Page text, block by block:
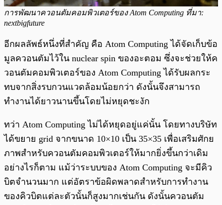
การพัฒนาควอนตัมคอมพิวเตอร์ของ Atom Computing ที่มา:
nextbigfuture
อีกผลลัพธ์หนึ่งที่สำคัญ คือ Atom Computing ได้จัดเก็บข้อ
มูลควอนตัมไว้ใน nuclear spin ของอะตอม ซึ่งจะช่วยให้ค
วอนตัมคอมพิวเตอร์ของ Atom Computing ได้รับผลกระ
ทบจากสิ่งรบกวนแวดล้อมน้อยกว่า ดังนั้นจึงสามารถ
ทำงานได้ยาวนานขึ้นโดยไม่หยุดชะงัก
ทว่า Atom Computing ไม่ได้หยุดอยู่แค่นั้น โดยทางบริษัท
ได้ขยาย grid จากขนาด 10×10 เป็น 35×35 เพื่อเสริมศักย
ภาพสำหรับควอนตัมคอมพิวเตอร์ให้มากยิ่งขึ้นกว่าเดิม
อย่างไรก็ตาม แม้ว่าระบบของ Atom Computing จะมีคิว
บิตจำนวนมาก แต่อัตราข้อผิดพลาดสำหรับการทำงาน
ของคิวบิตแต่ละตัวนั้นก็สูงมากเช่นกัน ดังนั้นควอนตัม